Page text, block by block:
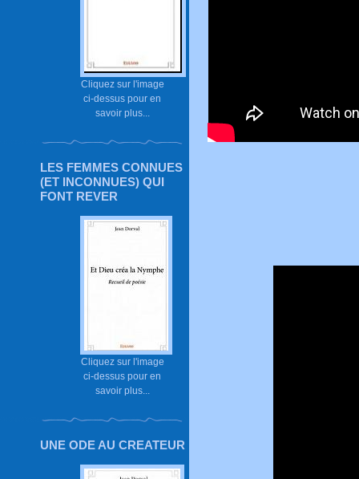
Cliquez sur l'image
ci-dessus pour en
savoir plus...
LES FEMMES CONNUES
(ET INCONNUES) QUI
FONT REVER
Cliquez sur l'image
ci-dessus pour en
savoir plus...
UNE ODE AU CREATEUR